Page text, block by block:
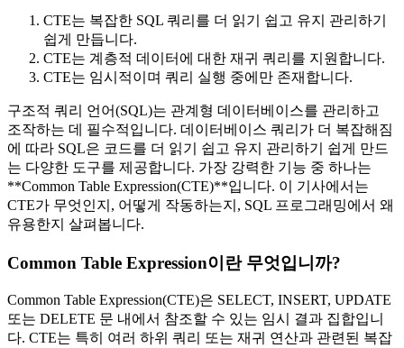
CTE는 복잡한 SQL 쿼리를 더 읽기 쉽고 유지 관리하기
쉽게 만듭니다.
CTE는 계층적 데이터에 대한 재귀 쿼리를 지원합니다.
CTE는 임시적이며 쿼리 실행 중에만 존재합니다.
구조적 쿼리 언어(SQL)는 관계형 데이터베이스를 관리하고
조작하는 데 필수적입니다. 데이터베이스 쿼리가 더 복잡해짐
에 따라 SQL은 코드를 더 읽기 쉽고 유지 관리하기 쉽게 만드
는 다양한 도구를 제공합니다. 가장 강력한 기능 중 하나는
**Common Table Expression(CTE)**입니다. 이 기사에서는
CTE가 무엇인지, 어떻게 작동하는지, SQL 프로그래밍에서 왜
유용한지 살펴봅니다.
Common Table Expression이란 무엇입니까?
Common Table Expression(CTE)은 SELECT, INSERT, UPDATE
또는 DELETE 문 내에서 참조할 수 있는 임시 결과 집합입니
다. CTE는 특히 여러 하위 쿼리 또는 재귀 연산과 관련된 복잡